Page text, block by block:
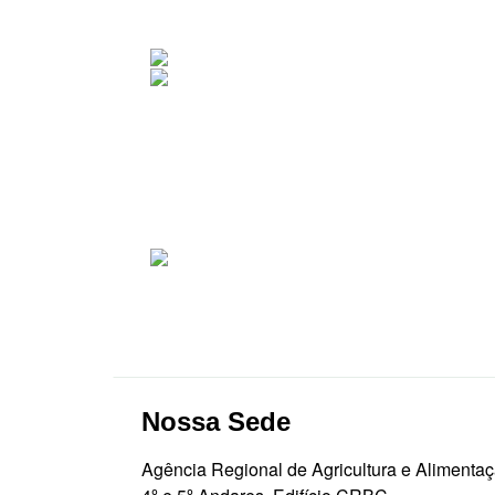
Nossa Sede
Agência Regional de Agricultura e